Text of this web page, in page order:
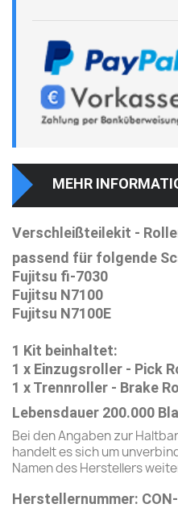
MEHR
Verschleißteilekit -
passend für folgende
Fujitsu fi-7030
Fujitsu N7100
Fujitsu N7100E
1 Kit beinhaltet:
1 x Einzugsroller - Pick
1 x Trennroller - Brake
Lebensdauer 200.000
Bei den Angaben zur
handelt es sich um
Namen des Herstellers
Herstellernummer: